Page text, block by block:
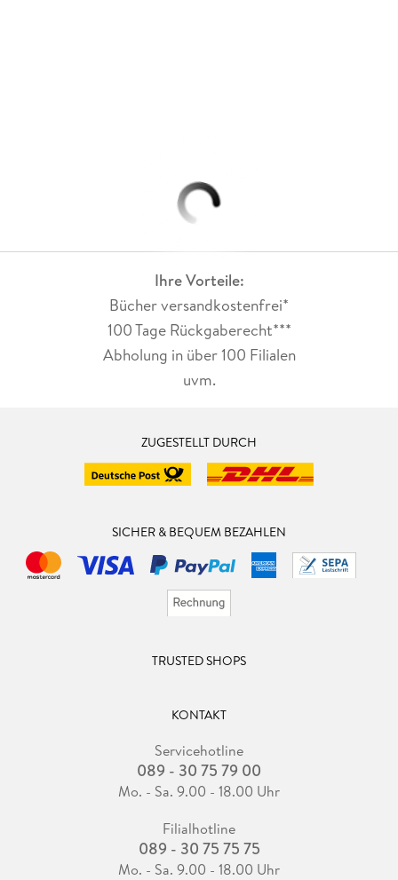
Ihre Vorteile:
Bücher versandkostenfrei*
100 Tage Rückgaberecht***
Abholung in über 100 Filialen
uvm.
ZUGESTELLT DURCH
SICHER & BEQUEM BEZAHLEN
TRUSTED SHOPS
KONTAKT
Servicehotline
089 - 30 75 79 00
Mo. - Sa. 9.00 - 18.00 Uhr
Filialhotline
089 - 30 75 75 75
Mo. - Sa. 9.00 - 18.00 Uhr